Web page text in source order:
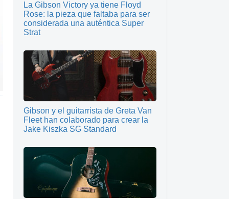
La Gibson Victory ya tiene Floyd
Rose: la pieza que faltaba para ser
considerada una auténtica Super
Strat
Gibson y el guitarrista de Greta Van
Fleet han colaborado para crear la
Jake Kiszka SG Standard